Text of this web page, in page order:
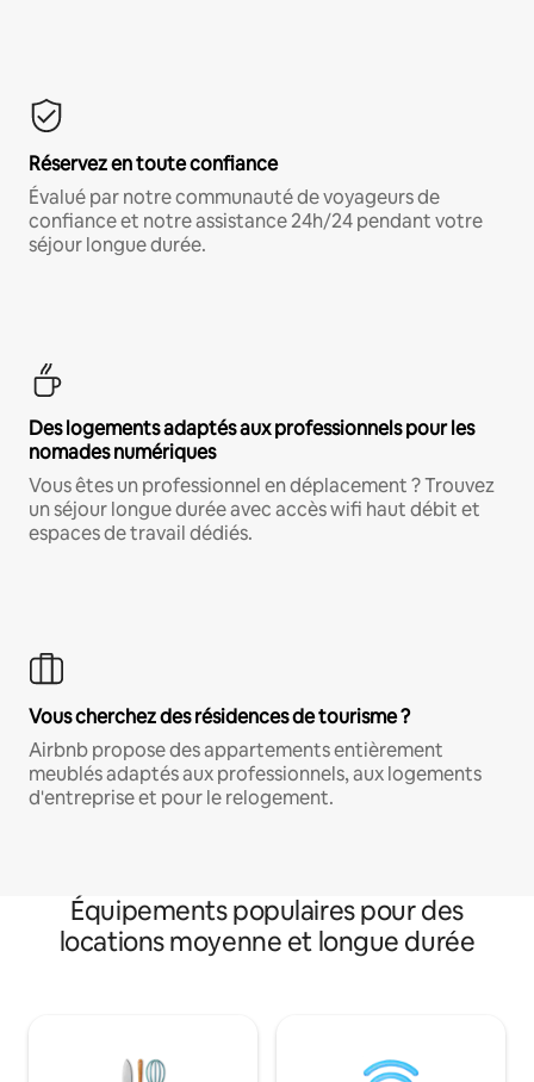
Réservez en toute confiance
Évalué par notre communauté de voyageurs de
confiance et notre assistance 24h/24 pendant votre
séjour longue durée.
Des logements adaptés aux professionnels pour les
nomades numériques
Vous êtes un professionnel en déplacement ? Trouvez
un séjour longue durée avec accès wifi haut débit et
espaces de travail dédiés.
Vous cherchez des résidences de tourisme ?
Airbnb propose des appartements entièrement
meublés adaptés aux professionnels, aux logements
d'entreprise et pour le relogement.
Équipements populaires pour des
locations moyenne et longue durée